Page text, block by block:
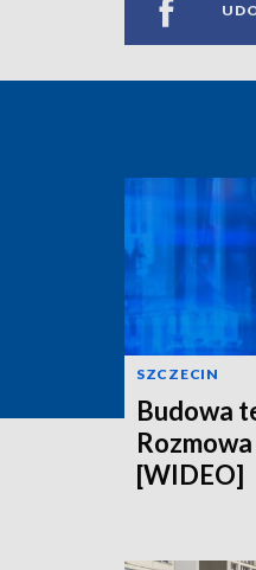
SZCZECIN
Budowa
[WIDEO]